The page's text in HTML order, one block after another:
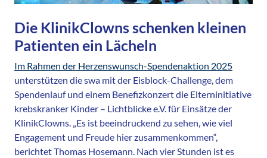
Die KlinikClowns schenken kleinen
Patienten ein Lächeln
Im Rahmen der Herzenswunsch-Spendenaktion 2025
unterstützen die swa mit der Eisblock-Challenge, dem
Spendenlauf und einem Benefizkonzert die Elterninitiative
krebskranker Kinder – Lichtblicke e.V. für Einsätze der
KlinikClowns. „Es ist beeindruckend zu sehen, wie viel
Engagement und Freude hier zusammenkommen“,
berichtet Thomas Hosemann. Nach vier Stunden ist es